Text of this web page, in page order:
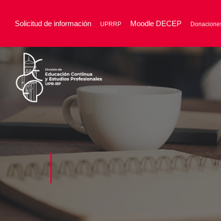
Solicitud de información UPRRP Moodle DECEP